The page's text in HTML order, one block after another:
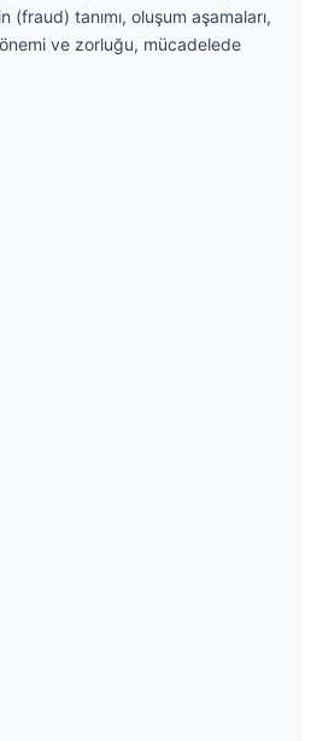
(fraud) tanımı, oluşum aşamaları,
ve zorluğu, mücadelede